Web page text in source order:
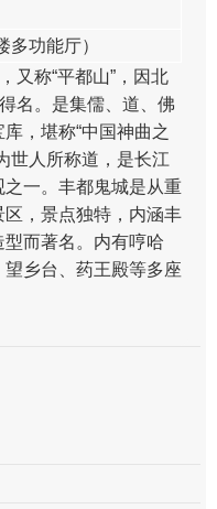
多功能厅）
又称“平都山”，因北
名。是集儒、道、佛
，堪称“中国神曲之
世人所称道，是长江
一。丰都鬼城是从重
，景点独特，内涵丰
而著名。内有哼哈
乡台、药王殿等多座